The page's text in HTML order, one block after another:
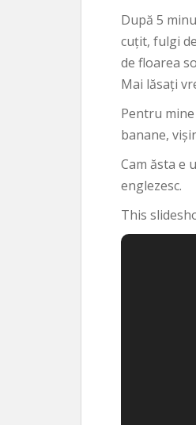
După 5
cuțit, fulgi
de floarea
Mai lăsați
Pentru
banane,
Cam ăsta e
englezesc.
This